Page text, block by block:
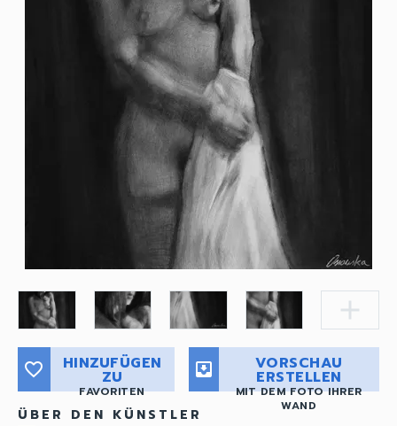
add
favorite_border HINZUFÜGEN
ZU
FAVORITEN
move_to_inbox VORSCHAU
ERSTELLEN
MIT DEM FOTO IHRER
WAND
ÜBER DEN KÜNSTLER